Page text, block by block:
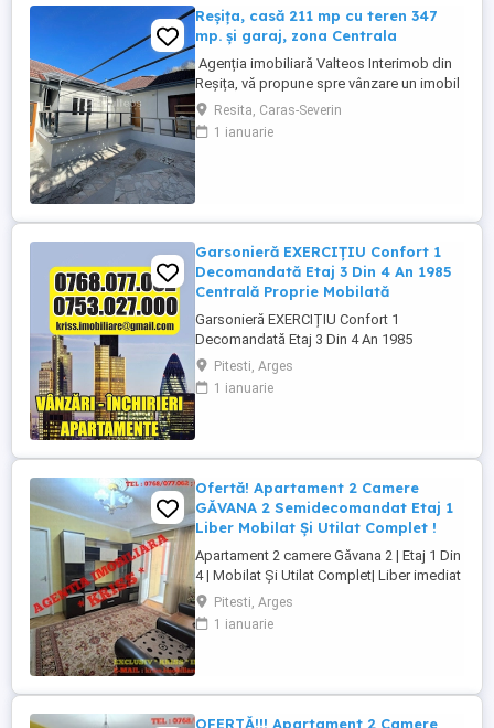
Reșița, casă 211 mp cu teren 347
mp. și garaj, zona Centrala
Agenția imobiliară Valteos Interimob din
Reșița, vă propune spre vânzare un imobil
compus din casă, curte, terasă și anexe,
amplasate pe un teren de cca 347 mp.
Proprietatea se remarcă prin amplasament
Resita, Caras-Severin
1 ianuarie
Garsonieră EXERCIȚIU Confort 1
Decomandată Etaj 3 Din 4 An 1985
Centrală Proprie Mobilată
Garsonieră EXERCIȚIU Confort 1
Decomandată Etaj 3 Din 4 An 1985
Centrală Proprie Mobilată - Agenția
Imobiliară * KRISSS * prezintă spre
vânzare, în exclusivitate, o garsonieră
accesului rapid ...
Pitesti, Arges
1 ianuarie
Ofertă! Apartament 2 Camere
GĂVANA 2 Semidecomandat Etaj 1
Liber Mobilat Și Utilat Complet !
Apartament 2 camere Găvana 2 | Etaj 1 Din
4 | Mobilat Și Utilat Complet| Liber imediat
| Zonă liniștită - Descoperă un apartament
de 2 camere Semidecomandat, situat la
etajul 1 din 4, într-un bloc îngrijit din
Pitesti, Arges
1 ianuarie
OFERTĂ!!! Apartament 2 Camere